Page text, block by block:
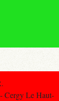
Cergy Le Haut-